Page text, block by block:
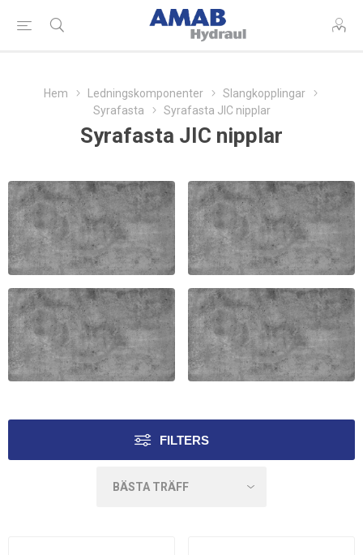
Hem Ledningskomponenter
Slangkopplingar
Syrafasta
Syrafasta JIC nipplar
Syrafasta JIC nipplar
JIC INVÄNDIG
SYRAFAST
JIC UTVÄNDIG
SYRAFAST
FILTERS